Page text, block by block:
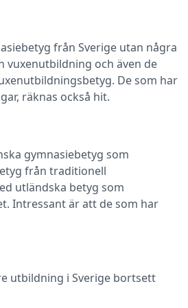
från Sverige utan några
vuxenutbildning och även de
De som har
räknas också hit.
gymnasiebetyg som
från traditionell
utländska betyg som
Intressant är att de som har
utbildning i Sverige bortsett